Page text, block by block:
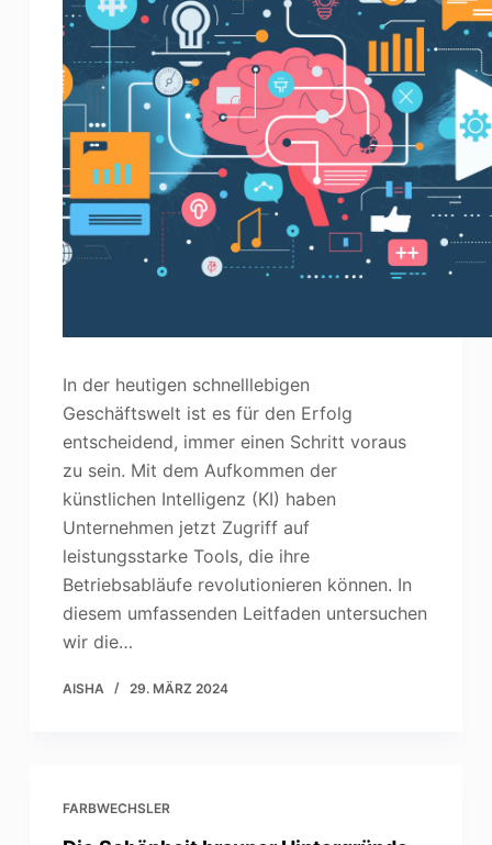
In der heutigen schnelllebigen
Geschäftswelt ist es für den Erfolg
entscheidend, immer einen Schritt voraus
zu sein. Mit dem Aufkommen der
künstlichen Intelligenz (KI) haben
Unternehmen jetzt Zugriff auf
leistungsstarke Tools, die ihre
Betriebsabläufe revolutionieren können. In
diesem umfassenden Leitfaden untersuchen
wir die…
AISHA 29. MÄRZ 2024
FARBWECHSLER